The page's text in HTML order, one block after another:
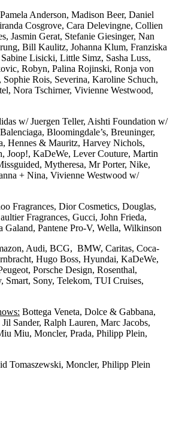
Anderson, Madison Beer, Daniel
Cosgrove, Cara Delevingne, Collien
Jasmin Gerat, Stefanie Giesinger, Nan
Bill Kaulitz, Johanna Klum, Franziska
Lisicki, Little Simz, Sasha Luss,
Robyn, Palina Rojinski, Ronja von
Rois, Severina, Karoline Schuch,
Nora Tschirner, Vivienne Westwood,
w/ Juergen Teller, Aishti Foundation w/
Bloomingdale’s, Breuninger,
Hennes & Mauritz, Harvey Nichols,
Joop!, KaDeWe, Lever Couture, Martin
Mytheresa, Mr Porter, Nike,
+ Nina, Vivienne Westwood w/
Fragrances, Dior Cosmetics, Douglas,
Fragrances, Gucci, John Frieda,
Pantene Pro-V, Wella, Wilkinson
Audi, BCG, BMW, Caritas, Coca-
Hugo Boss, Hyundai, KaDeWe,
Porsche Design, Rosenthal,
Smart, Sony, Telekom, TUI Cruises,
Bottega Veneta, Dolce & Gabbana,
Sander, Ralph Lauren, Marc Jacobs,
Miu, Moncler, Prada, Philipp Plein,
Tomaszewski, Moncler, Philipp Plein